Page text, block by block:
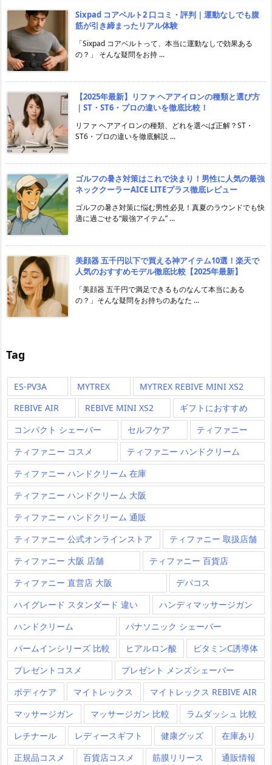
Sixpad コアベルト2 口コミ・評判｜運動なしでも腹
筋が引き締まったリアル体験
「Sixpad コアベルトって、本当に運動なしで効果ある
の？」 そんな疑問をお持 ...
【2025年最新】リファ ヘアアイロンの種類と選び方
｜ST・ST6・プロの違いを徹底比較！
リファ ヘアアイロンの種類、どれを選べば正解？ST・
ST6・プロの違いを徹底解説 ...
ゴルフの暑さ対策はこれで決まり！男性に人気の最強
ネッククーラーAICE LITEプラス徹底レビュー
ゴルフの暑さ対策に悩む男性必見！真夏のラウンドでも快
適に過ごせる“最強アイテム” ...
美顔器 五千円以下で買える神アイテム10選！楽天で
人気のおすすめモデル徹底比較【2025年最新】
「美顔器 五千円で満足できるものなんて本当にある
の？」そんな疑問をお持ちのあなた ...
Tag
ES-PV3A MYTREX
MYTREX REBIVE MINI XS2
REBIVE AIR
REBIVE MINI XS2
ギフトにおすすめ
コンパクト シェーバー
セルフケア
ティファニー
ティファニー コスメ
ティファニー ハンドクリーム
ティファニー ハンドクリーム 在庫
ティファニー ハンドクリーム 大阪
ティファニー ハンドクリーム 通販
ティファニー 公式オンラインストア
ティファニー 取扱店舗
ティファニー 大阪 店舗
ティファニー 百貨店
ティファニー 直営店 大阪
デパコス
ハイグレード スタンダード 違い
ハンディマッサージガン
ハンドクリーム
パナソニック シェーバー
パームインシリーズ 比較
ヒアルロン酸
ビタミンC誘導体
プレゼントコスメ
プレゼント メンズシェーバー
ボディケア
マイトレックス
マイトレックス REBIVE AIR
マッサージガン
マッサージガン 比較
ラムダッシュ 比較
レチナール
レディースギフト 健康グッズ
在庫あり
正規品コスメ
百貨店コスメ 筋膜リリース 通販情報